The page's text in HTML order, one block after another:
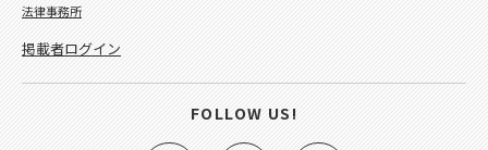
法律事務所
掲載者ログイン
FOLLOW US!